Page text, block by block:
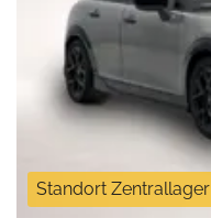
Standort Zentrallager